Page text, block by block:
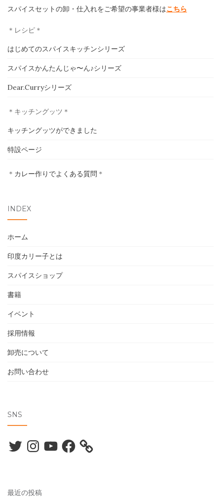
ホーム
印度カリー子とは
採用情報
スパイスセットの卸・仕入れをご希望の事業者様はこちら
＊レシピ＊
はじめてのスパイスキッチンシリーズ
スパイスかんたんじゃ〜ん♪シリーズ
Dear.Curryシリーズ
＊キッチングッツ＊
キッチングッツができました
特設ページ
＊ カレー作りでよくある質問 ＊
INDEX
ホーム
印度カリー子とは
スパイスショップ
書籍
イベント
採用情報
卸売について
お問い合わせ
SNS
TwitterInstagramYouTubeFacebook
最近の投稿